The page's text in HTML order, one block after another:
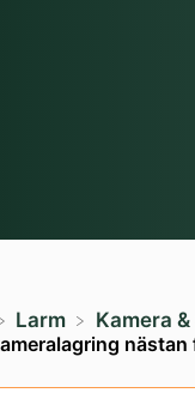
​Larm ​Kamera &
nästan